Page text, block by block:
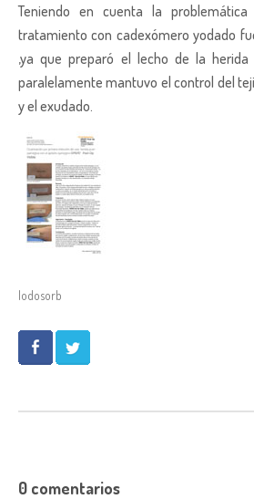
Teniendo en cuenta la
tratamiento con cadexómero yodado
,ya que preparó el lecho de la
paralelamente mantuvo el control del
y el exudado.
Iodosorb
0 comentarios